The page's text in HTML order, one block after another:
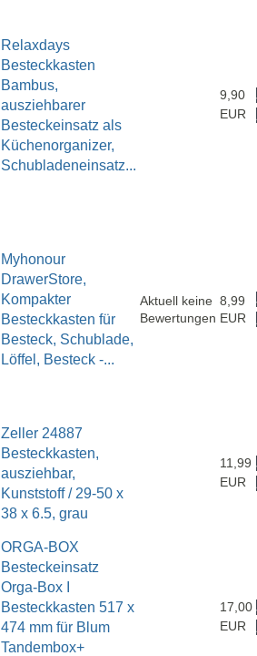
Relaxdays
Besteckkasten
Bambus,
ausziehbarer
Besteckeinsatz als
Küchenorganizer,
Schubladeneinsatz...
9,90
EUR
Myhonour
DrawerStore,
Kompakter
Besteckkasten für
Besteck, Schublade,
Löffel, Besteck -...
Aktuell keine
Bewertungen
8,99
EUR
Zeller 24887
Besteckkasten,
ausziehbar,
Kunststoff / 29-50 x
38 x 6.5, grau
11,99
EUR
ORGA-BOX
Besteckeinsatz
Orga-Box I
Besteckkasten 517 x
474 mm für Blum
Tandembox+
17,00
EUR